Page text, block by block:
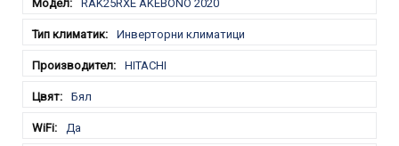
RAK25RXE AKEBONO 2020
Инверторни климатици
HITACHI
Бял
Да